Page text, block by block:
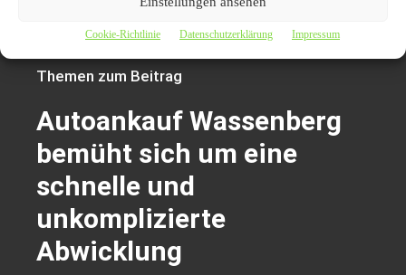
Cookie-Richtlinie Datenschutzerklärung Impressum
Themen zum Beitrag
Autoankauf Wassenberg
bemüht sich um eine
schnelle und
unkomplizierte
Abwicklung